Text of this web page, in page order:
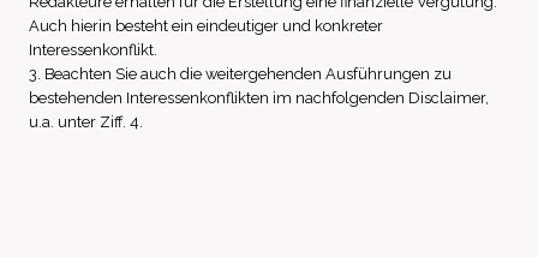
Auch hierin besteht ein eindeutiger und konkreter
Interessenkonflikt.
3. Beachten Sie auch die weitergehenden Ausführungen zu
bestehenden Interessenkonflikten im nachfolgenden Disclaimer,
u.a. unter Ziff. 4.